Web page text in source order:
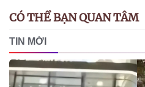
CÓ THỂ BẠN QUAN TÂM
TIN MỚI